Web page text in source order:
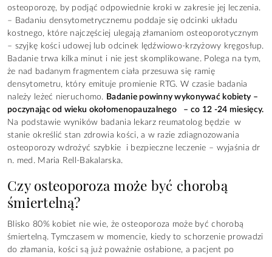
osteoporozę, by podjąć odpowiednie kroki w zakresie jej leczenia.
– Badaniu densytometrycznemu poddaje się odcinki układu
kostnego, które najczęściej ulegają złamaniom osteoporotycznym
– szyjkę kości udowej lub odcinek lędźwiowo-krzyżowy kręgosłup.
Badanie trwa kilka minut i nie jest skomplikowane. Polega na tym,
że nad badanym fragmentem ciała przesuwa się ramię
densytometru, który emituje promienie RTG. W czasie badania
należy leżeć nieruchomo. Badanie powinny wykonywać kobiety –
poczynając od wieku okołomenopauzalnego – co 12 -24 miesięcy.
Na podstawie wyników badania lekarz reumatolog będzie w
stanie określić stan zdrowia kości, a w razie zdiagnozowania
osteoporozy wdrożyć szybkie i bezpieczne leczenie – wyjaśnia dr
n. med. Maria Rell-Bakalarska.
Czy osteoporoza może być chorobą
śmiertelną?
Blisko 80% kobiet nie wie, że osteoporoza może być chorobą
śmiertelną. Tymczasem w momencie, kiedy to schorzenie prowadzi
do złamania, kości są już poważnie osłabione, a pacjent po